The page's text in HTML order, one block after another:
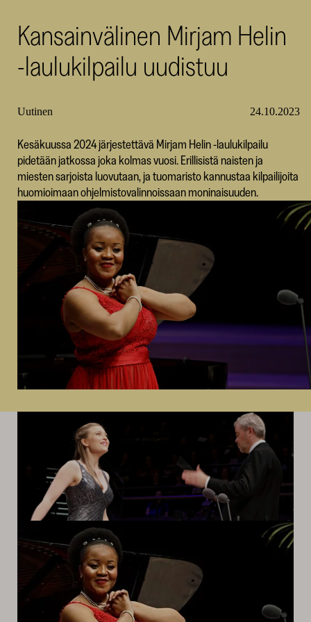
Kansainvälinen Mirjam Helin
-laulukilpailu uudistuu
Uutinen 24.10.2023
Kesäkuussa 2024 järjestettävä Mirjam Helin -laulukilpailu
pidetään jatkossa joka kolmas vuosi. Erillisistä naisten ja
miesten sarjoista luovutaan, ja tuomaristo kannustaa kilpailijoita
huomioimaan ohjelmistovalinnoissaan moninaisuuden.